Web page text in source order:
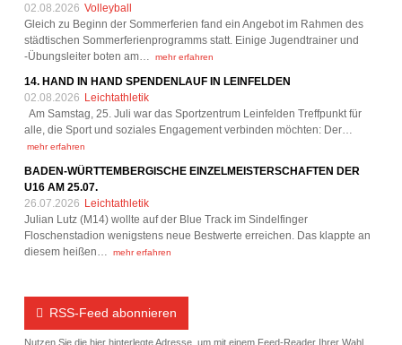
02.08.2026 Volleyball
Gleich zu Beginn der Sommerferien fand ein Angebot im Rahmen des
städtischen Sommerferienprogramms statt. Einige Jugendtrainer und
-Übungsleiter boten am…
mehr erfahren
14. HAND IN HAND SPENDENLAUF IN LEINFELDEN
02.08.2026 Leichtathletik
Am Samstag, 25. Juli war das Sportzentrum Leinfelden Treffpunkt für
alle, die Sport und soziales Engagement verbinden möchten: Der…
mehr erfahren
BADEN-WÜRTTEMBERGISCHE EINZELMEISTERSCHAFTEN DER
U16 AM 25.07.
26.07.2026 Leichtathletik
Julian Lutz (M14) wollte auf der Blue Track im Sindelfinger
Floschenstadion wenigstens neue Bestwerte erreichen. Das klappte an
diesem heißen…
mehr erfahren
RSS-Feed abonnieren
Nutzen Sie die hier hinterlegte Adresse, um mit einem Feed-Reader Ihrer Wahl